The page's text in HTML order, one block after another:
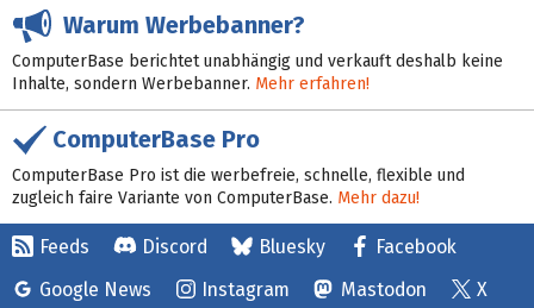
Warum Werbebanner?
ComputerBase berichtet unabhängig und verkauft deshalb keine
Inhalte, sondern Werbebanner. Mehr erfahren!
ComputerBase Pro
ComputerBase Pro ist die werbefreie, schnelle, flexible und
zugleich faire Variante von ComputerBase. Mehr dazu!
Feeds Discord Bluesky
Facebook
Google News
Instagram Mastodon
X